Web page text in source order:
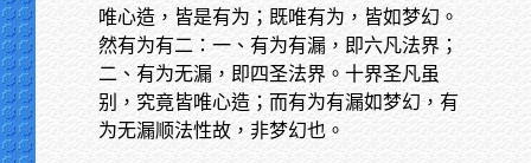
唯心造，皆是有为；既唯有为，皆如梦幻。
然有为有二：一、有为有漏，即六凡法界；
二、有为无漏，即四圣法界。十界圣凡虽
别，究竟皆唯心造；而有为有漏如梦幻，有
为无漏顺法性故，非梦幻也。